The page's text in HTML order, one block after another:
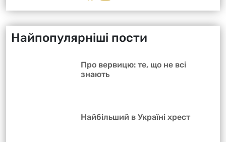
Найпопулярніші пости
Про вервицю: те, що не всі
знають
Найбільший в Україні хрест